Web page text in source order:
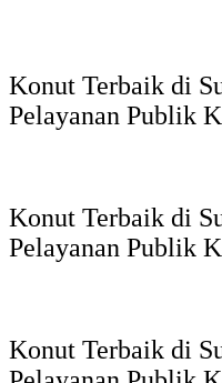
Konut Terbaik di
Pelayanan Publik
Konut Terbaik di
Pelayanan Publik
Konut Terbaik di